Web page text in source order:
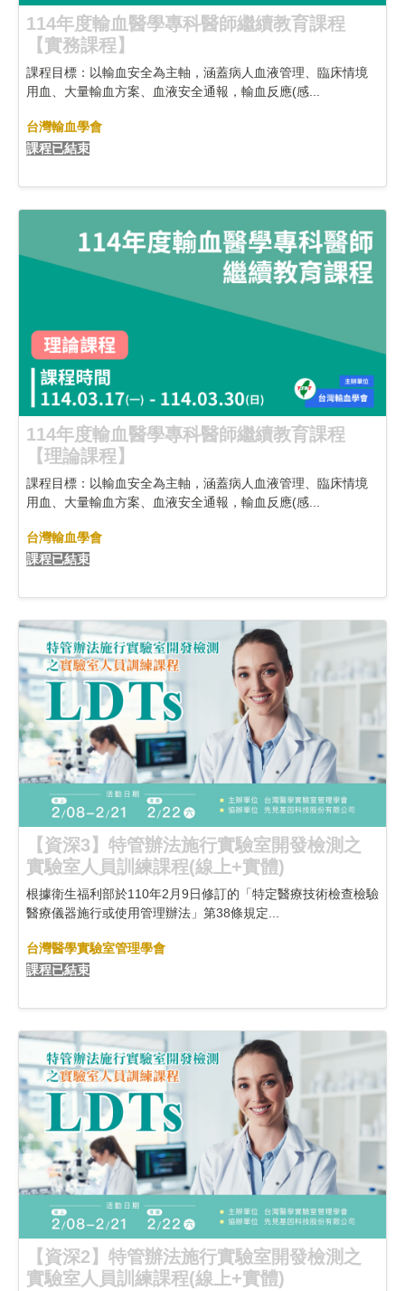
114年度輸血醫學專科醫師繼續教育課程
【實務課程】
課程目標：以輸血安全為主軸，涵蓋病人血液管理、臨床情境
用血、大量輸血方案、血液安全通報，輸血反應(感...
台灣輸血學會
課程已結束
114年度輸血醫學專科醫師繼續教育課程
【理論課程】
課程目標：以輸血安全為主軸，涵蓋病人血液管理、臨床情境
用血、大量輸血方案、血液安全通報，輸血反應(感...
台灣輸血學會
課程已結束
【資深3】特管辦法施行實驗室開發檢測之
實驗室人員訓練課程(線上+實體)
根據衛生福利部於110年2月9日修訂的「特定醫療技術檢查檢驗
醫療儀器施行或使用管理辦法」第38條規定...
台灣醫學實驗室管理學會
課程已結束
【資深2】特管辦法施行實驗室開發檢測之
實驗室人員訓練課程(線上+實體)